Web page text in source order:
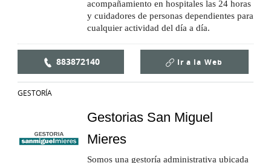
acompañamiento en hospitales las 24 horas
y cuidadores de personas dependientes para
cualquier actividad del día a día.
883872140 Ir a la Web
GESTORÍA
Gestorias San Miguel
Mieres
Somos una gestoría administrativa ubicada